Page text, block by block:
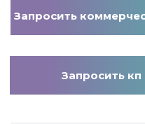
Запросить
Запросить